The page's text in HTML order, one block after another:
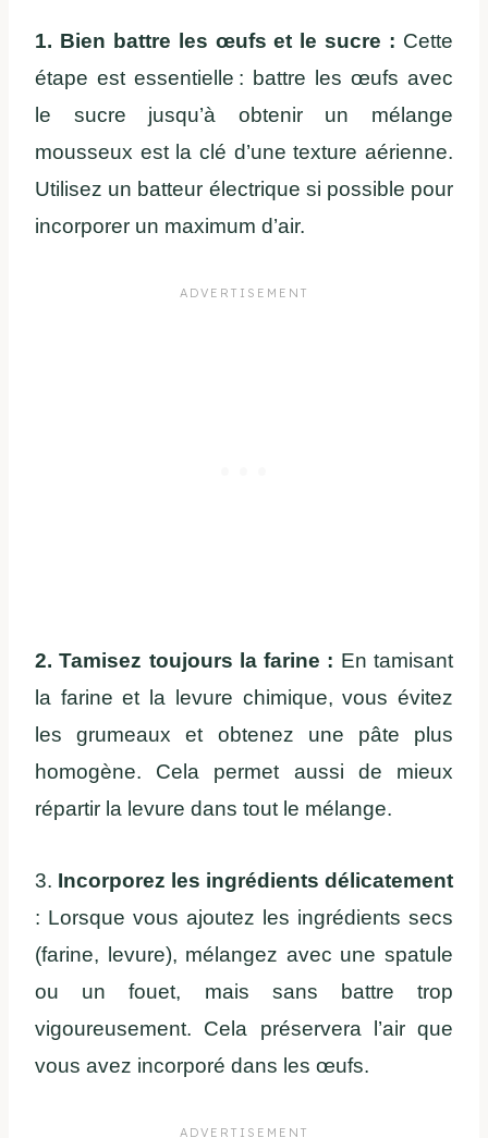
1. Bien battre les œufs et le sucre : Cette
étape est essentielle : battre les œufs avec
le sucre jusqu’à obtenir un mélange
mousseux est la clé d’une texture aérienne.
Utilisez un batteur électrique si possible pour
incorporer un maximum d’air.
2. Tamisez toujours la farine : En tamisant
la farine et la levure chimique, vous évitez
les grumeaux et obtenez une pâte plus
homogène. Cela permet aussi de mieux
répartir la levure dans tout le mélange.
3. Incorporez les ingrédients délicatement
: Lorsque vous ajoutez les ingrédients secs
(farine, levure), mélangez avec une spatule
ou un fouet, mais sans battre trop
vigoureusement. Cela préservera l’air que
vous avez incorporé dans les œufs.